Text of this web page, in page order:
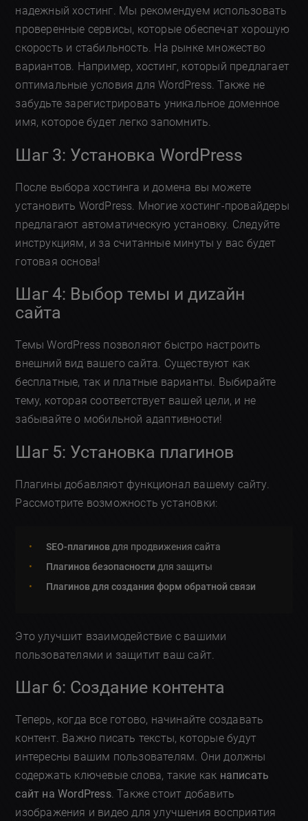
надежный хостинг. Мы рекомендуем использовать
проверенные сервисы, которые обеспечат хорошую
скорость и стабильность. На рынке множество
вариантов. Например, хостинг, который предлагает
оптимальные условия для WordPress. Также не
забудьте зарегистрировать уникальное доменное
имя, которое будет легко запомнить.
Шаг 3: Установка WordPress
После выбора хостинга и домена вы можете
установить WordPress. Многие хостинг-провайдеры
предлагают автоматическую установку. Следуйте
инструкциям, и за считанные минуты у вас будет
готовая основа!
Шаг 4: Выбор темы и диzайн
сайта
Темы WordPress позволяют быстро настроить
внешний вид вашего сайта. Существуют как
бесплатные, так и платные варианты. Выбирайте
тему, которая соответствует вашей цели, и не
забывайте о мобильной адаптивности!
Шаг 5: Установка плагинов
Плагины добавляют функционал вашему сайту.
Рассмотрите возможность установки:
SEO-плагинов для продвижения сайта
Плагинов безопасности для защиты
Плагинов для создания форм обратной связи
Это улучшит взаимодействие с вашими
пользователями и защитит ваш сайт.
Шаг 6: Создание контента
Теперь, когда все готово, начинайте создавать
контент. Важно писать тексты, которые будут
интересны вашим пользователям. Они должны
содержать ключевые слова, такие как написать
сайт на WordPress. Также стоит добавить
изображения и видео для улучшения восприятия